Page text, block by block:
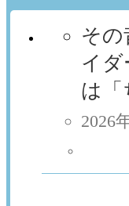
その
イダ
は「
2026